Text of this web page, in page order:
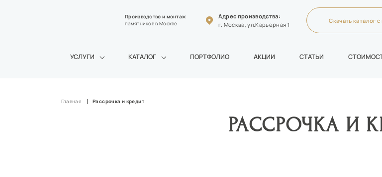
Производство и монтаж
памятников в Москве
Адрес производства:
г. Москва, ул.Карьерная 1
Скачать каталог
УСЛУГИ КАТАЛОГ ПОРТФОЛИО АКЦИИ СТАТЬИ
Главная Рассрочка и кредит
РАССРОЧКА И